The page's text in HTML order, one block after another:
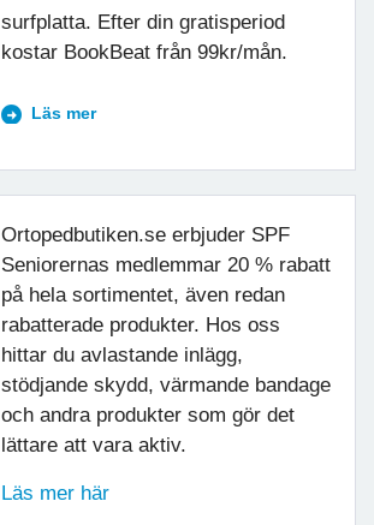
surfplatta. Efter din gratisperiod
kostar BookBeat från 99kr/mån.
Läs mer
Ortopedbutiken.se erbjuder SPF
Seniorernas medlemmar 20 % rabatt
på hela sortimentet, även redan
rabatterade produkter. Hos oss
hittar du avlastande inlägg,
stödjande skydd, värmande bandage
och andra produkter som gör det
lättare att vara aktiv.
Läs mer här